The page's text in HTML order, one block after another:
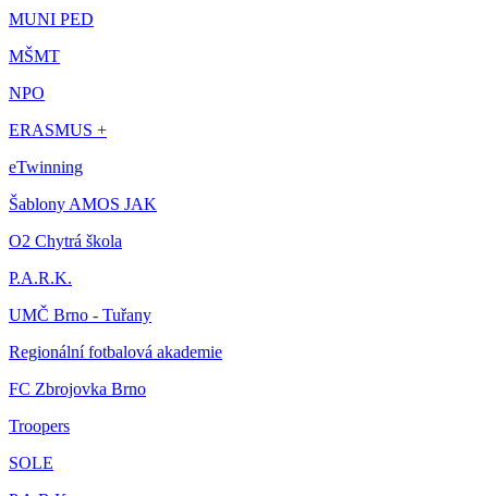
MUNI PED
MŠMT
NPO
ERASMUS +
eTwinning
Šablony AMOS JAK
O2 Chytrá škola
P.A.R.K.
UMČ Brno - Tuřany
Regionální fotbalová akademie
FC Zbrojovka Brno
Troopers
SOLE